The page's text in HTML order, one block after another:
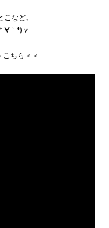
など、
｀*)ｖ
こちら＜＜